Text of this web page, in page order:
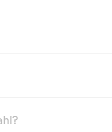
butik eller om du